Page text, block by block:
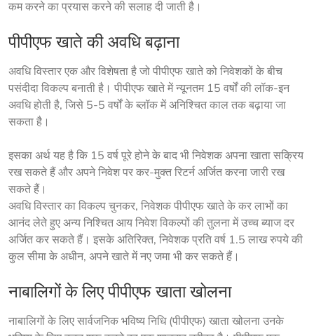
कम करने का प्रयास करने की सलाह दी जाती है।
पीपीएफ खाते की अवधि बढ़ाना
अवधि विस्तार एक और विशेषता है जो पीपीएफ खाते को निवेशकों के बीच
पसंदीदा विकल्प बनाती है। पीपीएफ खाते में न्यूनतम 15 वर्षों की लॉक-इन
अवधि होती है, जिसे 5-5 वर्षों के ब्लॉक में अनिश्चित काल तक बढ़ाया जा
सकता है।
इसका अर्थ यह है कि 15 वर्ष पूरे होने के बाद भी निवेशक अपना खाता सक्रिय
रख सकते हैं और अपने निवेश पर कर-मुक्त रिटर्न अर्जित करना जारी रख
सकते हैं।
अवधि विस्तार का विकल्प चुनकर, निवेशक पीपीएफ खाते के कर लाभों का
आनंद लेते हुए अन्य निश्चित आय निवेश विकल्पों की तुलना में उच्च ब्याज दर
अर्जित कर सकते हैं। इसके अतिरिक्त, निवेशक प्रति वर्ष 1.5 लाख रुपये की
कुल सीमा के अधीन, अपने खाते में नए जमा भी कर सकते हैं।
नाबालिगों के लिए पीपीएफ खाता खोलना
नाबालिगों के लिए सार्वजनिक भविष्य निधि (पीपीएफ) खाता खोलना उनके